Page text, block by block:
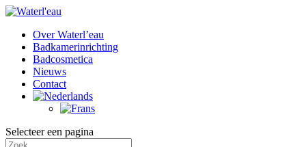
Over Waterl’eau
Badkamerinrichting
Badcosmetica
Nieuws
Contact
Selecteer een pagina